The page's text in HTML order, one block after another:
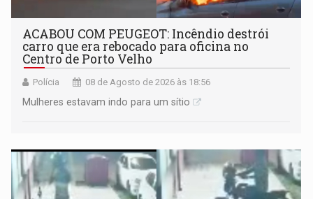
ACABOU COM PEUGEOT: Incêndio destrói
carro que era rebocado para oficina no
Centro de Porto Velho
Polícia 08 de Agosto de 2026 às 18:56
Mulheres estavam indo para um sítio